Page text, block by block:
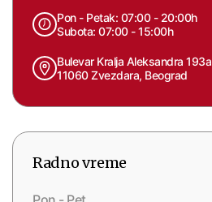
Pon - Petak: 07:00 - 20:00h
Subota: 07:00 - 15:00h
Bulevar Kralja Aleksandra 193a
11060 Zvezdara, Beograd
Radno vreme